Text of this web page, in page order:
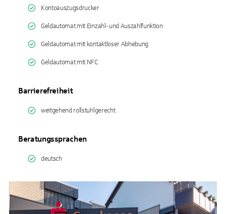
Kontoauszugsdrucker
Geldautomat mit Einzahl- und Auszahlfunktion
Geldautomat mit kontaktloser Abhebung
Geldautomat mit NFC
Barrierefreiheit
weitgehend rollstuhlgerecht
Beratungssprachen
deutsch